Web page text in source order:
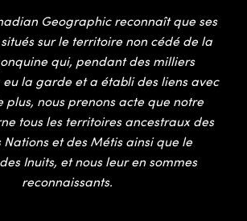
Geographic reconnaît que ses
sur le territoire non cédé de la
qui, pendant des milliers
eu la garde et a établi des liens avec
plus, nous prenons acte que notre
tous les territoires ancestraux des
Nations et des Métis ainsi que le
Inuits, et nous leur en sommes
reconnaissants.